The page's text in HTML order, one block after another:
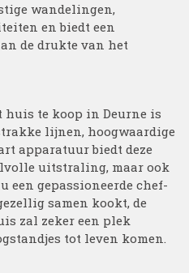
wandelingen,
en biedt een
de drukte van het
huis te koop in Deurne is
lijnen, hoogwaardige
apparatuur biedt deze
uitstraling, maar ook
een gepassioneerde chef-
samen kookt, de
zal zeker een plek
tot leven komen.